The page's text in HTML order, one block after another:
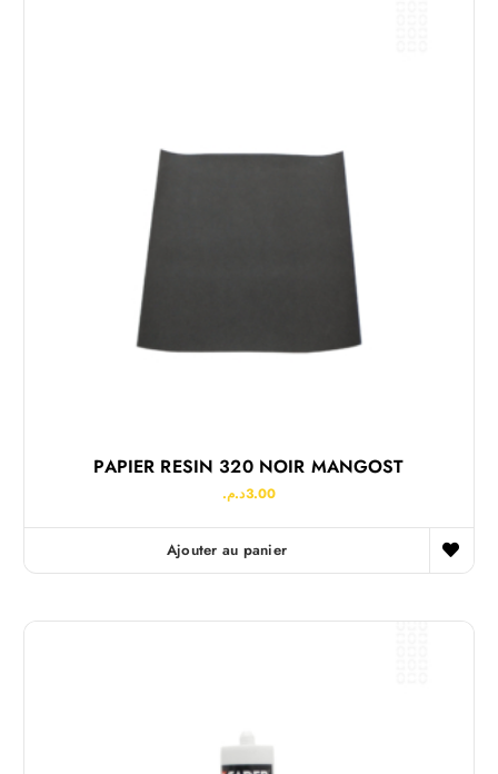
PAPIER RESIN 320 NOIR MANGOST
3.00د.م.
Ajouter au panier